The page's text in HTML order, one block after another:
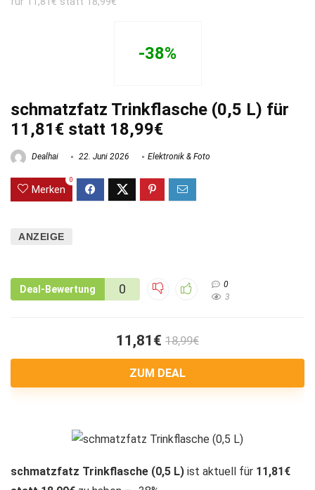
-38%
schmatzfatz Trinkflasche (0,5 L) für
11,81€ statt 18,99€
Dealhai 22. Juni 2026 Elektronik & Foto
Merken
0
ANZEIGE
Deal-Bewertung 0
0
3
11,81€ 18,99€
ZUM DEAL
schmatzfatz Trinkflasche (0,5 L) ist aktuell für 11,81€